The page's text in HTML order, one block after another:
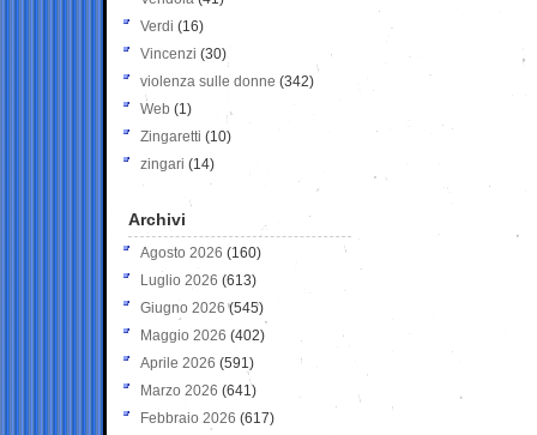
Verdi (16)
Vincenzi (30)
violenza sulle donne (342)
Web (1)
Zingaretti (10)
zingari (14)
Archivi
Agosto 2026 (160)
Luglio 2026 (613)
Giugno 2026 (545)
Maggio 2026 (402)
Aprile 2026 (591)
Marzo 2026 (641)
Febbraio 2026 (617)